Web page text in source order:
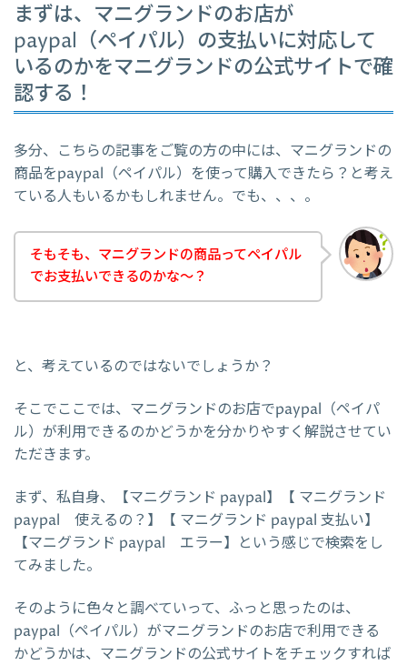
まずは、マニグランドのお店が
paypal（ペイパル）の支払いに対応して
いるのかをマニグランドの公式サイトで確
認する！
多分、こちらの記事をご覧の方の中には、マニグランドの
商品をpaypal（ペイパル）を使って購入できたら？と考え
ている人もいるかもしれません。でも、、、。
そもそも、マニグランドの商品ってペイパル
でお支払いできるのかな～？
と、考えているのではないでしょうか？
そこでここでは、マニグランドのお店でpaypal（ペイパ
ル）が利用できるのかどうかを分かりやすく解説させてい
ただきます。
まず、私自身、【マニグランド paypal】【 マニグランド
paypal 使えるの？】【 マニグランド paypal 支払い】
【マニグランド paypal エラー】という感じで検索をし
てみました。
そのように色々と調べていって、ふっと思ったのは、
paypal（ペイパル）がマニグランドのお店で利用できる
かどうかは、マニグランドの公式サイトをチェックすれば